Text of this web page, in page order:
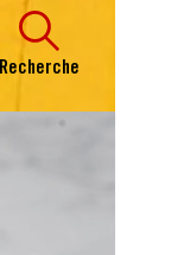
Recherche